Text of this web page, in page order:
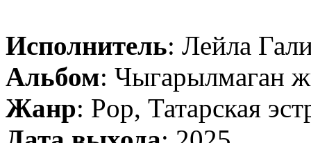
Исполнитель: Лейла
Альбом: Чыгарылмаган
Жанр: Pop, Татарская